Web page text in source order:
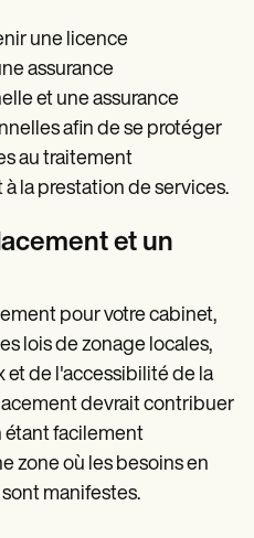
une licence
assurance
et une assurance
afin de se protéger
au traitement
la prestation de services.
et un
pour votre cabinet,
lois de zonage locales,
et de l'accessibilité de la
devrait contribuer
étant facilement
zone où les besoins en
manifestes.